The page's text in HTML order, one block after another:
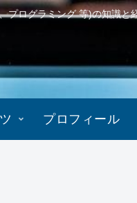
プログラミング 等)の知識
プロフィール